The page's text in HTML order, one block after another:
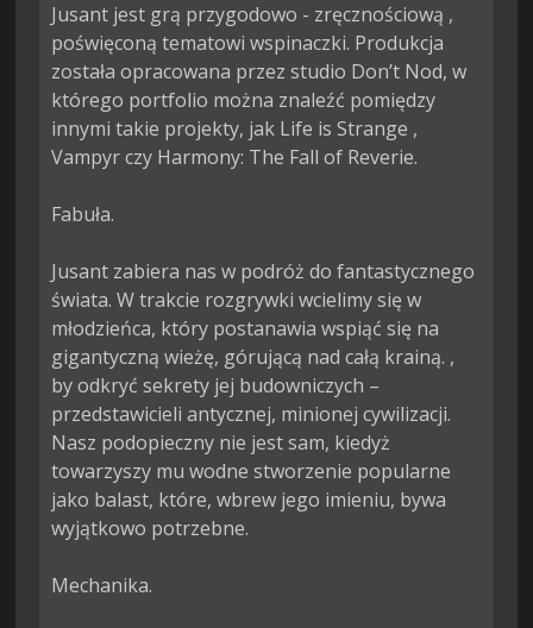
Jusant jest grą przygodowo - zręcznościową ,
poświęconą tematowi wspinaczki. Produkcja
została opracowana przez studio Don’t Nod, w
którego portfolio można znaleźć pomiędzy
innymi takie projekty, jak Life is Strange ,
Vampyr czy Harmony: The Fall of Reverie.
Fabuła.
Jusant zabiera nas w podróż do fantastycznego
świata. W trakcie rozgrywki wcielimy się w
młodzieńca, który postanawia wspiąć się na
gigantyczną wieżę, górującą nad całą krainą. ,
by odkryć sekrety jej budowniczych –
przedstawicieli antycznej, minionej cywilizacji.
Nasz podopieczny nie jest sam, kiedyż
towarzyszy mu wodne stworzenie popularne
jako balast, które, wbrew jego imieniu, bywa
wyjątkowo potrzebne.
Mechanika.